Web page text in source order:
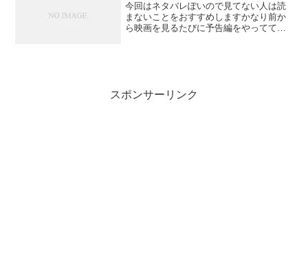
今回はネタバレぽいので見てない人は読
まないことをおすすめしますかなり前か
ら映画を見るたびに予告編をやってて気
スポンサーリンク